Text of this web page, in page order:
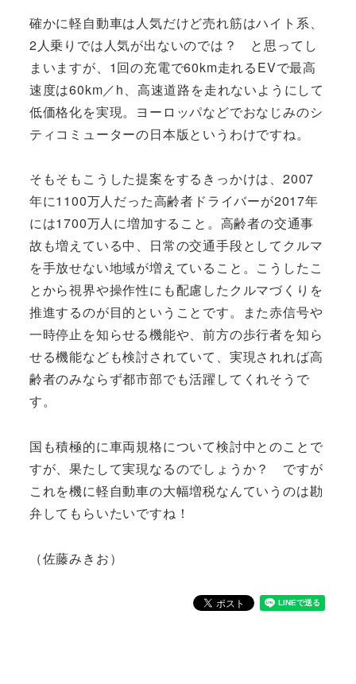
確かに軽自動車は人気だけど売れ筋はハイト系、
2人乗りでは人気が出ないのでは？ と思ってし
まいますが、1回の充電で60km走れるEVで最高
速度は60km／h、高速道路を走れないようにして
低価格化を実現。ヨーロッパなどでおなじみのシ
ティコミューターの日本版というわけですね。
そもそもこうした提案をするきっかけは、2007
年に1100万人だった高齢者ドライバーが2017年
には1700万人に増加すること。高齢者の交通事
故も増えている中、日常の交通手段としてクルマ
を手放せない地域が増えていること。こうしたこ
とから視界や操作性にも配慮したクルマづくりを
推進するのが目的ということです。また赤信号や
一時停止を知らせる機能や、前方の歩行者を知ら
せる機能なども検討されていて、実現されれば高
齢者のみならず都市部でも活躍してくれそうで
す。
国も積極的に車両規格について検討中とのことで
すが、果たして実現なるのでしょうか？ ですが
これを機に軽自動車の大幅増税なんていうのは勘
弁してもらいたいですね！
（佐藤みきお）